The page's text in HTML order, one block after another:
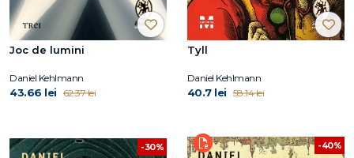
Joc de lumini
Daniel Kehlmann
43.66 lei 62.37 lei
Tyll
Daniel Kehlmann
40.7 lei 58.14 lei
-30% -40%